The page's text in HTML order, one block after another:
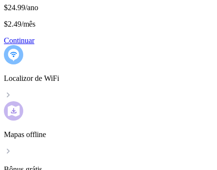
$24.99/ano
$2.49/mês
Continuar
Localizor de WiFi
Mapas offline